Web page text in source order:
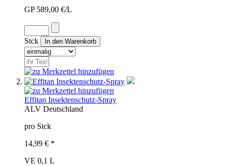
GP 589,00 €/L
Stck
Effitan Insektenschutz-Spray
ALV Deutschland
pro Stck
14,99 € *
VE 0,1 L